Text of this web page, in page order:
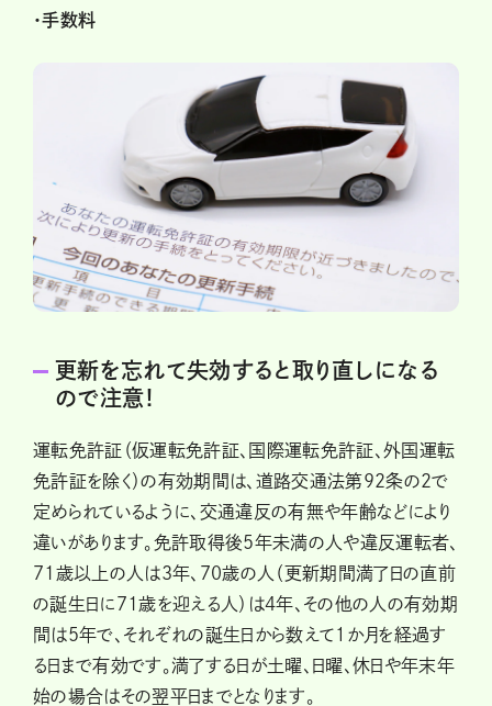
・手数料
更新を忘れて失効すると取り直しになる
ので注意！
運転免許証（仮運転免許証、国際運転免許証、外国運転
免許証を除く）の有効期間は、道路交通法第92条の2で
定められているように、交通違反の有無や年齢などにより
違いがあります。免許取得後5年未満の人や違反運転者、
71歳以上の人は3年、70歳の人（更新期間満了日の直前
の誕生日に71歳を迎える人）は4年、その他の人の有効期
間は5年で、それぞれの誕生日から数えて１か月を経過す
る日まで有効です。満了する日が土曜、日曜、休日や年末年
始の場合はその翌平日までとなります。